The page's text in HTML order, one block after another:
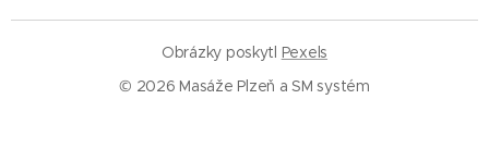
Obrázky poskytl Pexels
© 2026 Masáže Plzeň a SM systém